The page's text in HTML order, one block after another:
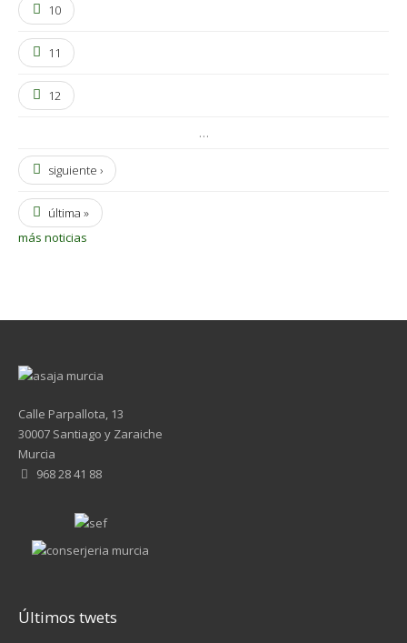
10
11
12
…
siguiente ›
última »
más noticias
Calle Parpallota, 13
30007 Santiago y Zaraiche
Murcia
968 28 41 88
Últimos twets